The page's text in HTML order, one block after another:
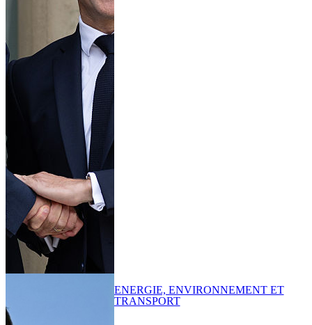
ENERGIE, ENVIRONNEMENT ET
TRANSPORT